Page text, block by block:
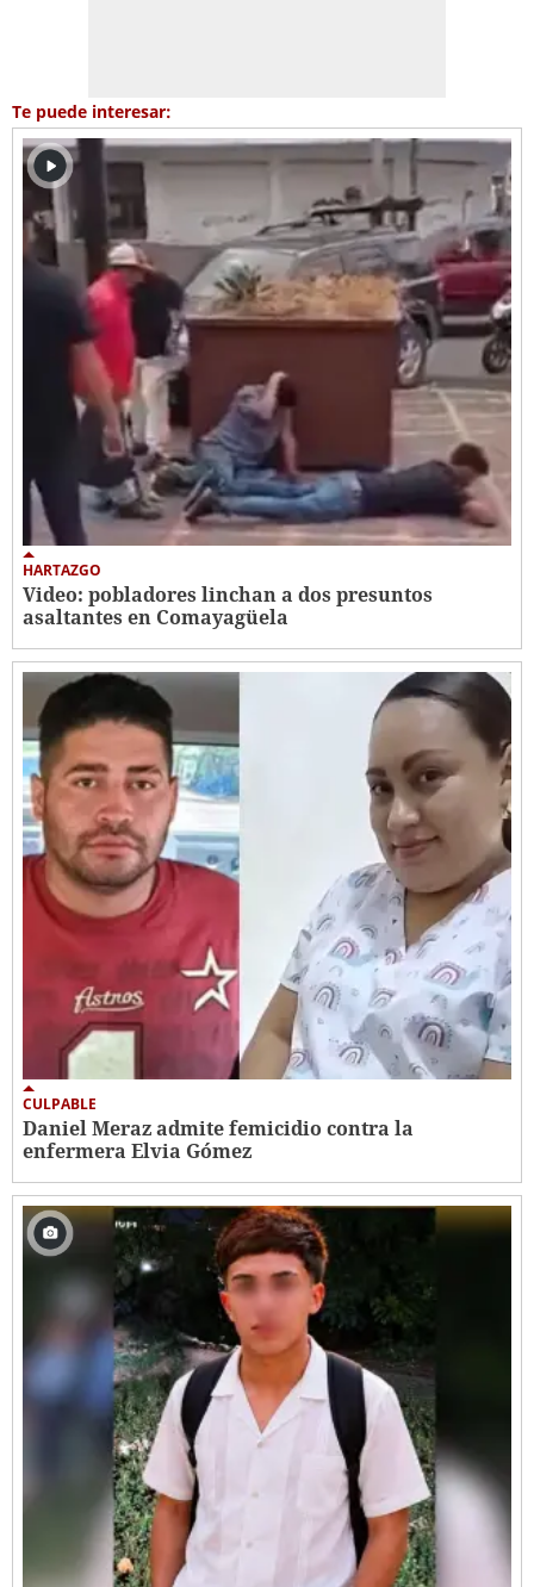
Te puede interesar:
HARTAZGO
Video: pobladores linchan a dos presuntos
asaltantes en Comayagüela
CULPABLE
Daniel Meraz admite femicidio contra la
enfermera Elvia Gómez